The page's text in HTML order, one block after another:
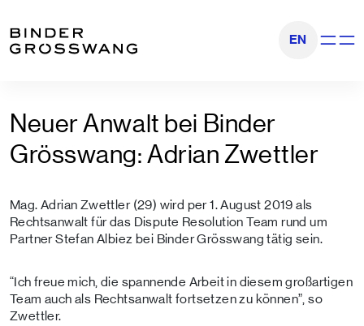
EN
Neuer Anwalt bei Binder
Grösswang: Adrian Zwettler
Mag. Adrian Zwettler (29) wird per 1. August 2019 als
Rechtsanwalt für das Dispute Resolution Team rund um
Partner Stefan Albiez bei Binder Grösswang tätig sein.
“Ich freue mich, die spannende Arbeit in diesem großartigen
Team auch als Rechtsanwalt fortsetzen zu können”, so
Zwettler.